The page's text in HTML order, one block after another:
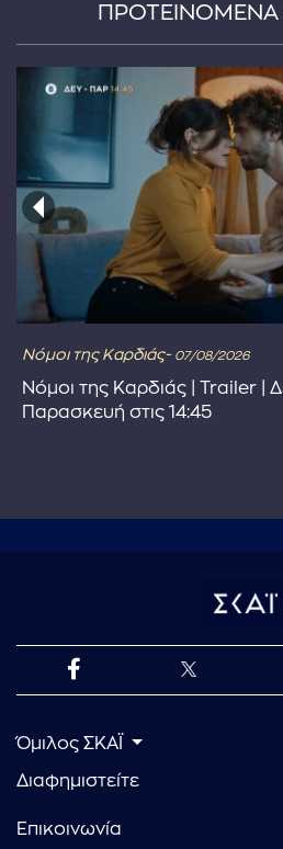
ΠΡΟΤΕΙΝΟΜΕΝΑ
Νόμοι της Καρδιάς- 07/08/2026
Νόμοι της Καρδιάς | Trailer |
Παρασκευή στις 14:45
Όμιλος ΣΚΑΪ
Διαφημιστείτε
Επικοινωνία